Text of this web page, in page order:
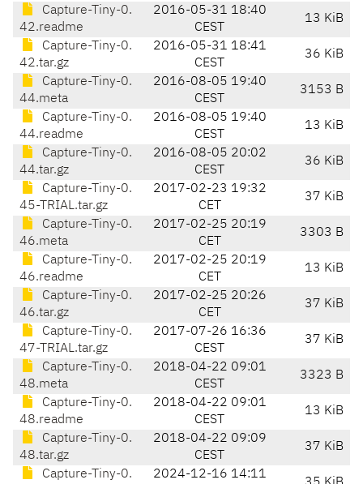
Capture-Tiny-0.
42.readme
2016-05-31 18:40
CEST
13 KiB
Capture-Tiny-0.
42.tar.gz
2016-05-31 18:41
CEST
36 KiB
Capture-Tiny-0.
44.meta
2016-08-05 19:40
CEST
3153 B
Capture-Tiny-0.
44.readme
2016-08-05 19:40
CEST
13 KiB
Capture-Tiny-0.
44.tar.gz
2016-08-05 20:02
CEST
36 KiB
Capture-Tiny-0.
45-TRIAL.tar.gz
2017-02-23 19:32
CET
37 KiB
Capture-Tiny-0.
46.meta
2017-02-25 20:19
CET
3303 B
Capture-Tiny-0.
46.readme
2017-02-25 20:19
CET
13 KiB
Capture-Tiny-0.
46.tar.gz
2017-02-25 20:26
CET
37 KiB
Capture-Tiny-0.
47-TRIAL.tar.gz
2017-07-26 16:36
CEST
37 KiB
Capture-Tiny-0.
48.meta
2018-04-22 09:01
CEST
3323 B
Capture-Tiny-0.
48.readme
2018-04-22 09:01
CEST
13 KiB
Capture-Tiny-0.
48.tar.gz
2018-04-22 09:09
CEST
37 KiB
Capture-Tiny-0. 2024-12-16 14:11